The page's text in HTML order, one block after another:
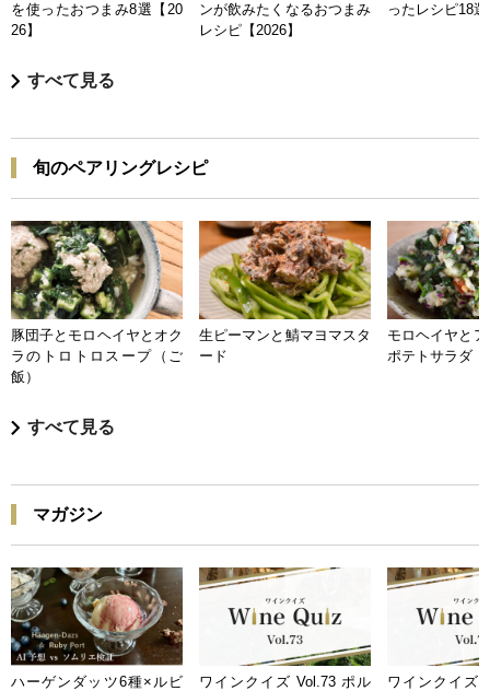
を使ったおつまみ8選【20
26】
ンが飲みたくなるおつまみ
レシピ【2026】
ったレシピ18
すべて見る
旬のペアリングレシピ
豚団子とモロヘイヤとオク
ラのトロトロスープ（ご
飯）
生ピーマンと鯖マヨマスタ
ード
モロヘイヤと
ポテトサラダ
すべて見る
マガジン
ハーゲンダッツ6種×ルビ
ワインクイズ Vol.73 ポル
ワインクイズ